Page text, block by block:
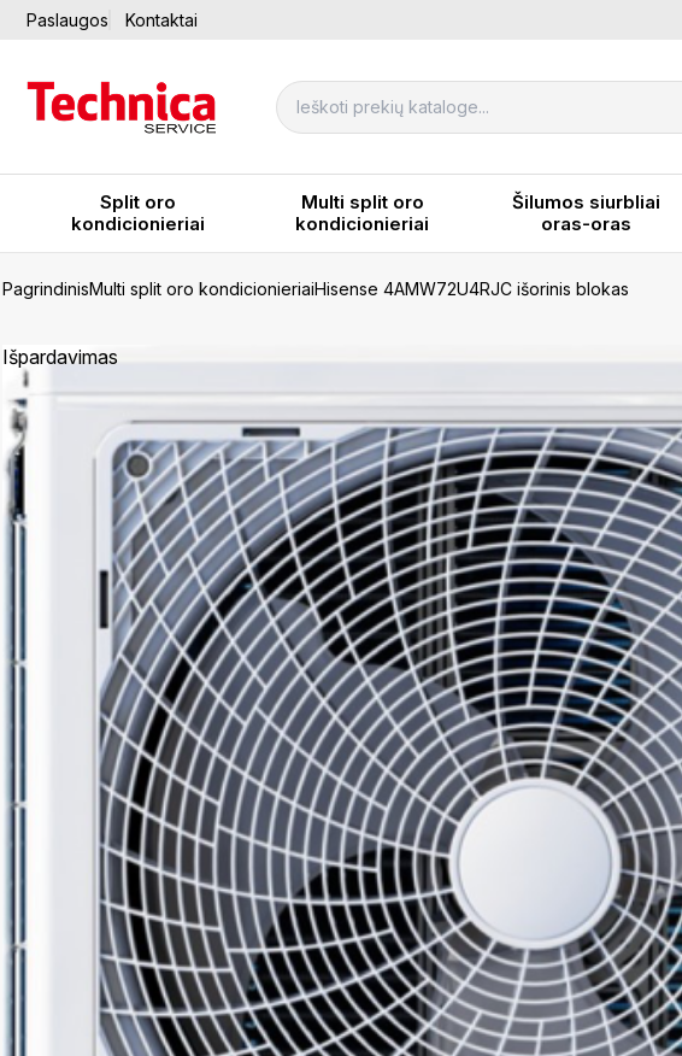
Paslaugos Kontaktai
Split oro
kondicionieriai
Multi split oro
kondicionieriai
Šilumos siurbliai
oras-oras
PagrindinisMulti split oro kondicionieriaiHisense 4AMW72U4RJC išorinis blokas
Išpardavimas